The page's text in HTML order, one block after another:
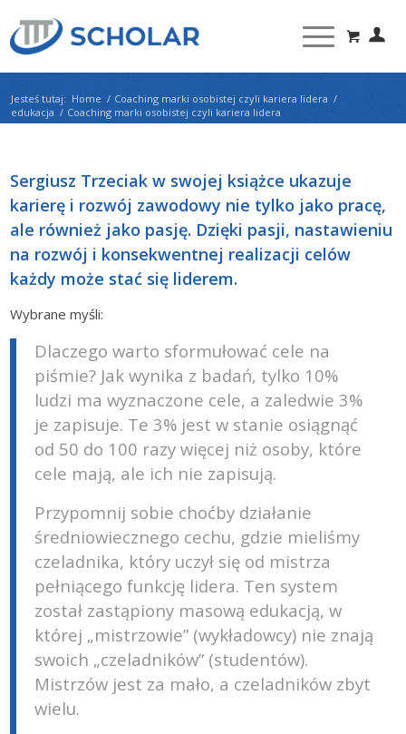
Jesteś tutaj: Home / Coaching marki osobistej czyli kariera lidera /
edukacja / Coaching marki osobistej czyli kariera lidera
Sergiusz Trzeciak w swojej książce ukazuje
karierę i rozwój zawodowy nie tylko jako pracę,
ale również jako pasję. Dzięki pasji, nastawieniu
na rozwój i konsekwentnej realizacji celów
każdy może stać się liderem.
Wybrane myśli:
Dlaczego warto sformułować cele na
piśmie? Jak wynika z badań, tylko 10%
ludzi ma wyznaczone cele, a zaledwie 3%
je zapisuje. Te 3% jest w stanie osiągnąć
od 50 do 100 razy więcej niż osoby, które
cele mają, ale ich nie zapisują.
Przypomnij sobie choćby działanie
średniowiecznego cechu, gdzie mieliśmy
czeladnika, który uczył się od mistrza
pełniącego funkcję lidera. Ten system
został zastąpiony masową edukacją, w
której „mistrzowie” (wykładowcy) nie znają
swoich „czeladników” (studentów).
Mistrzów jest za mało, a czeladników zbyt
wielu.